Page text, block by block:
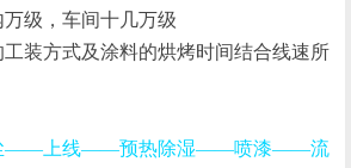
级，车间十几万级
装方式及涂料的烘烤时间结合线速所
——上线——预热除湿——喷漆——流